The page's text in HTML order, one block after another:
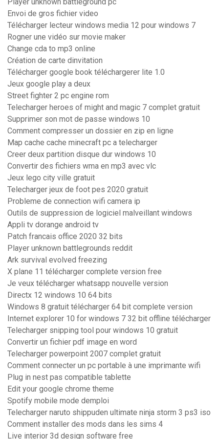
Player unknown battleground pc
Envoi de gros fichier video
Télécharger lecteur windows media 12 pour windows 7
Rogner une vidéo sur movie maker
Change cda to mp3 online
Création de carte dinvitation
Télécharger google book téléchargerer lite 1.0
Jeux google play a deux
Street fighter 2 pc engine rom
Telecharger heroes of might and magic 7 complet gratuit
Supprimer son mot de passe windows 10
Comment compresser un dossier en zip en ligne
Map cache cache minecraft pc a telecharger
Creer deux partition disque dur windows 10
Convertir des fichiers wma en mp3 avec vlc
Jeux lego city ville gratuit
Telecharger jeux de foot pes 2020 gratuit
Probleme de connection wifi camera ip
Outils de suppression de logiciel malveillant windows
Appli tv dorange android tv
Patch francais office 2020 32 bits
Player unknown battlegrounds reddit
Ark survival evolved freezing
X plane 11 télécharger complete version free
Je veux télécharger whatsapp nouvelle version
Directx 12 windows 10 64 bits
Windows 8 gratuit télécharger 64 bit complete version
Internet explorer 10 for windows 7 32 bit offline télécharger
Telecharger snipping tool pour windows 10 gratuit
Convertir un fichier pdf image en word
Telecharger powerpoint 2007 complet gratuit
Comment connecter un pc portable à une imprimante wifi
Plug in nest pas compatible tablette
Edit your google chrome theme
Spotify mobile mode demploi
Telecharger naruto shippuden ultimate ninja storm 3 ps3 iso
Comment installer des mods dans les sims 4
Live interior 3d design software free